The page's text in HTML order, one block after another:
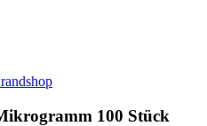
100 Stück